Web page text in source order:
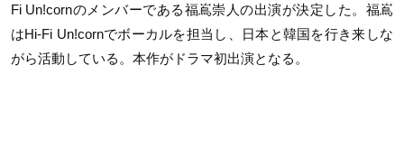
Fi Un!cornのメンバーである福嶌崇人の出演が決定した。福嶌
はHi-Fi Un!cornでボーカルを担当し、日本と韓国を行き来しな
がら活動している。本作がドラマ初出演となる。